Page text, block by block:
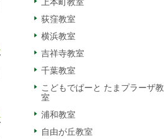
荻窪教室
横浜教室
吉祥寺教室
千葉教室
こどもでぱーと たまプラーザ教
室
浦和教室
自由が丘教室